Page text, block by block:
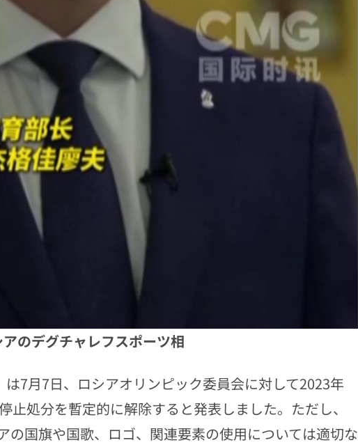
アのデグチャレフスポーツ相
7月7日、ロシアオリンピック委員会に対して2023年
止処分を暫定的に解除すると発表しました。ただし、
の国旗や国歌、ロゴ、関連要素の使用については適切な